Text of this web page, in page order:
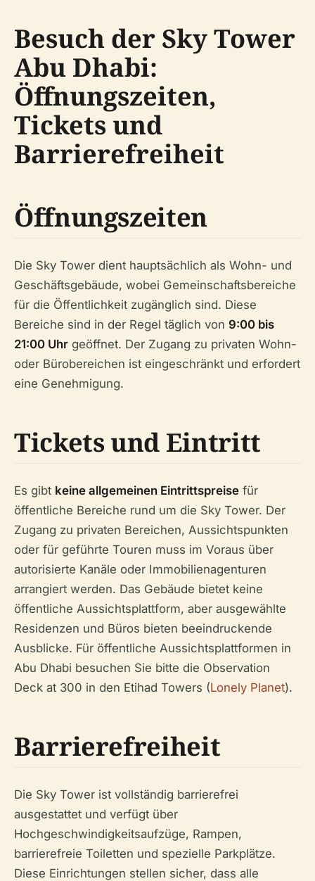
Besuch der Sky Tower
Abu Dhabi:
Öffnungszeiten,
Tickets und
Barrierefreiheit
Öffnungszeiten
Die Sky Tower dient hauptsächlich als Wohn- und
Geschäftsgebäude, wobei Gemeinschaftsbereiche
für die Öffentlichkeit zugänglich sind. Diese
Bereiche sind in der Regel täglich von 9:00 bis
21:00 Uhr geöffnet. Der Zugang zu privaten Wohn-
oder Bürobereichen ist eingeschränkt und erfordert
eine Genehmigung.
Tickets und Eintritt
Es gibt keine allgemeinen Eintrittspreise für
öffentliche Bereiche rund um die Sky Tower. Der
Zugang zu privaten Bereichen, Aussichtspunkten
oder für geführte Touren muss im Voraus über
autorisierte Kanäle oder Immobilienagenturen
arrangiert werden. Das Gebäude bietet keine
öffentliche Aussichtsplattform, aber ausgewählte
Residenzen und Büros bieten beeindruckende
Ausblicke. Für öffentliche Aussichtsplattformen in
Abu Dhabi besuchen Sie bitte die Observation
Deck at 300 in den Etihad Towers (Lonely Planet).
Barrierefreiheit
Die Sky Tower ist vollständig barrierefrei
ausgestattet und verfügt über
Hochgeschwindigkeitsaufzüge, Rampen,
barrierefreie Toiletten und spezielle Parkplätze.
Diese Einrichtungen stellen sicher, dass alle